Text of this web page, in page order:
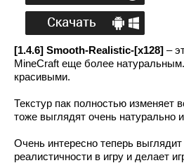
[1.4.6] Smooth-Realistic-[x128] –
MineCraft еще более
красивыми.
Текстур пак полностью изменяет
тоже выглядят очень натурально
Очень интересно теперь
реалистичности в игру и делает